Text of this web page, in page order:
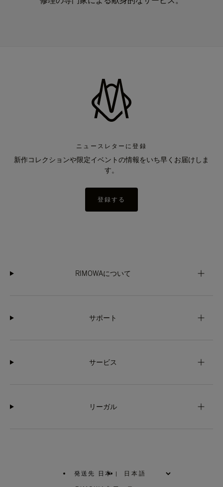
ニュースレターに登録
新作コレクションや限定イベントの情報をいち早くお届けしま
す。
登録する
RIMOWAについて
サポート
サービス
リーガル
発送先 日本 |